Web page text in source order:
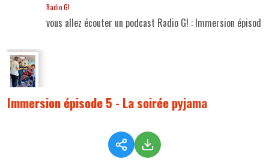
Radio G!
vous allez écouter un podcast Radio G! : Immersion
Immersion épisode 5 - La soirée pyjama